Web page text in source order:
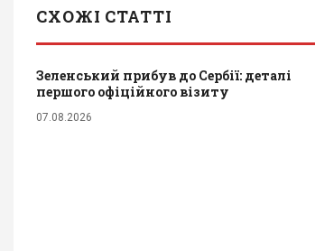
СХОЖІ СТАТТІ
Зеленський прибув до Сербії: деталі
першого офіційного візиту
07.08.2026